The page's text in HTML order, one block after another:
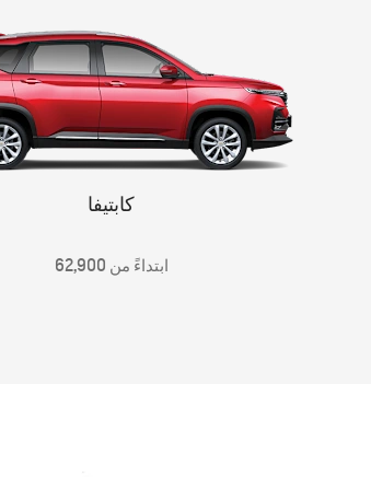
2026
كابتيفا
ابتداءً من 62,900